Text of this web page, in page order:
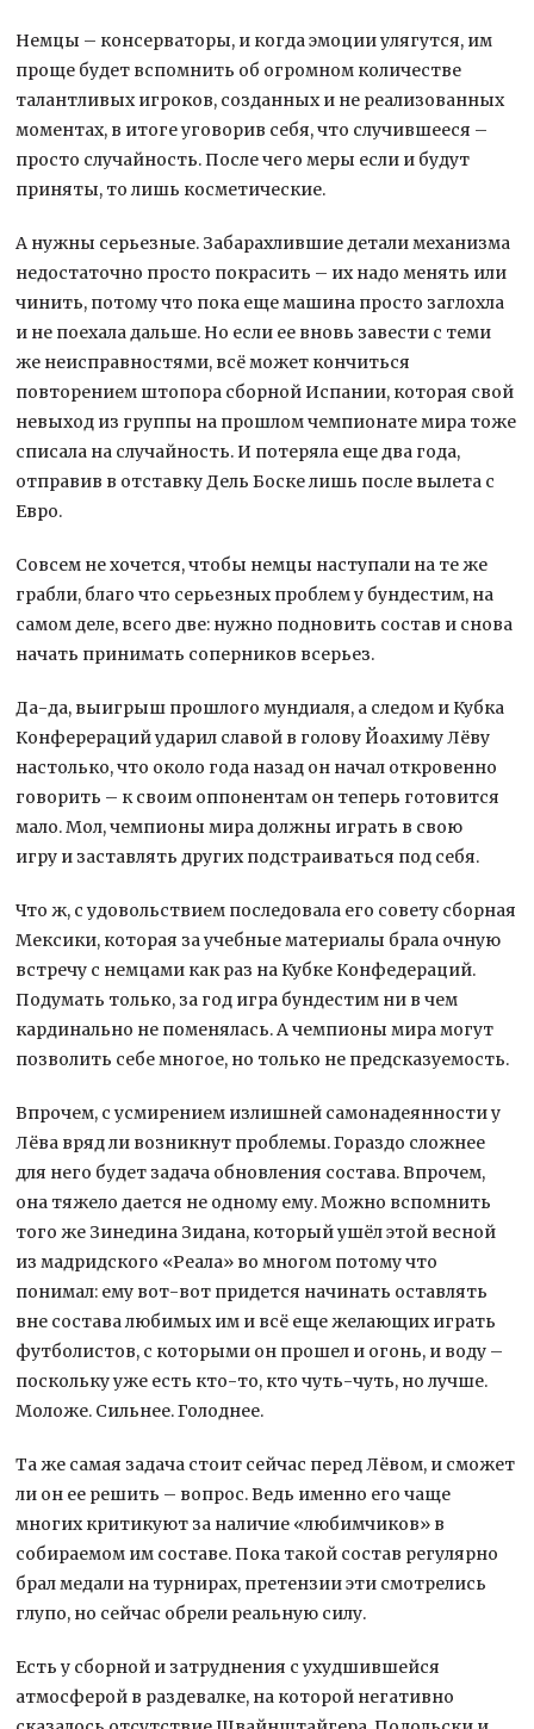
Немцы – консерваторы, и когда эмоции улягутся, им
проще будет вспомнить об огромном количестве
талантливых игроков, созданных и не реализованных
моментах, в итоге уговорив себя, что случившееся –
просто случайность. После чего меры если и будут
приняты, то лишь косметические.
А нужны серьезные. Забарахлившие детали механизма
недостаточно просто покрасить – их надо менять или
чинить, потому что пока еще машина просто заглохла
и не поехала дальше. Но если ее вновь завести с теми
же неисправностями, всё может кончиться
повторением штопора сборной Испании, которая свой
невыход из группы на прошлом чемпионате мира тоже
списала на случайность. И потеряла еще два года,
отправив в отставку Дель Боске лишь после вылета с
Евро.
Совсем не хочется, чтобы немцы наступали на те же
грабли, благо что серьезных проблем у бундестим, на
самом деле, всего две: нужно подновить состав и снова
начать принимать соперников всерьез.
Да-да, выигрыш прошлого мундиаля, а следом и Кубка
Конферераций ударил славой в голову Йоахиму Лёву
настолько, что около года назад он начал откровенно
говорить – к своим оппонентам он теперь готовится
мало. Мол, чемпионы мира должны играть в свою
игру и заставлять других подстраиваться под себя.
Что ж, с удовольствием последовала его совету сборная
Мексики, которая за учебные материалы брала очную
встречу с немцами как раз на Кубке Конфедераций.
Подумать только, за год игра бундестим ни в чем
кардинально не поменялась. А чемпионы мира могут
позволить себе многое, но только не предсказуемость.
Впрочем, с усмирением излишней самонадеянности у
Лёва вряд ли возникнут проблемы. Гораздо сложнее
для него будет задача обновления состава. Впрочем,
она тяжело дается не одному ему. Можно вспомнить
того же Зинедина Зидана, который ушёл этой весной
из мадридского «Реала» во многом потому что
понимал: ему вот-вот придется начинать оставлять
вне состава любимых им и всё еще желающих играть
футболистов, с которыми он прошел и огонь, и воду –
поскольку уже есть кто-то, кто чуть-чуть, но лучше.
Моложе. Сильнее. Голоднее.
Та же самая задача стоит сейчас перед Лёвом, и сможет
ли он ее решить – вопрос. Ведь именно его чаще
многих критикуют за наличие «любимчиков» в
собираемом им составе. Пока такой состав регулярно
брал медали на турнирах, претензии эти смотрелись
глупо, но сейчас обрели реальную силу.
Есть у сборной и затруднения с ухудшившейся
атмосферой в раздевалке, на которой негативно